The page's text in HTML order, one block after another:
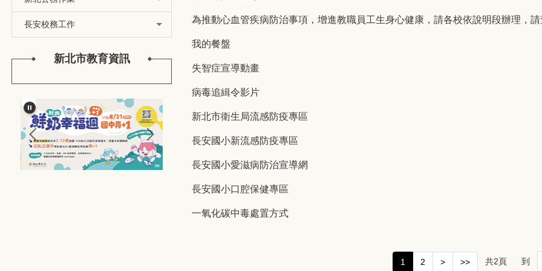
長安校務工作
新北市教育資訊
為推動心血管疾病防治事項，增進教職員工生身心健康，請各校依說明段辦理，請
我的餐盤
失智症宣導動畫
病毒追緝令影片
新北市衛生局流感防疫專區
長安國小新流感防疫專區
長安國小愛滋病防治宣導網
長安國小口腔保健專區
一氧化碳中毒處置方式
1 2 > >> 共2頁 到